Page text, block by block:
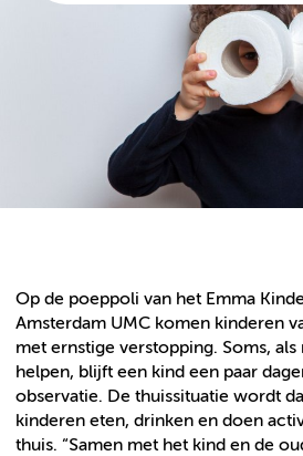
Op de poeppoli van het Emma
Amsterdam UMC komen kinderen
met ernstige verstopping. Soms,
helpen, blijft een kind een paar
observatie. De thuissituatie wordt
kinderen eten, drinken en doen
thuis. “Samen met het kind en de